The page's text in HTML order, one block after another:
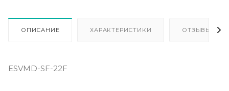
ОПИСАНИЕ ХАРАКТЕРИСТИКИ ОТЗЫВЫ
ESVMD-SF-22F